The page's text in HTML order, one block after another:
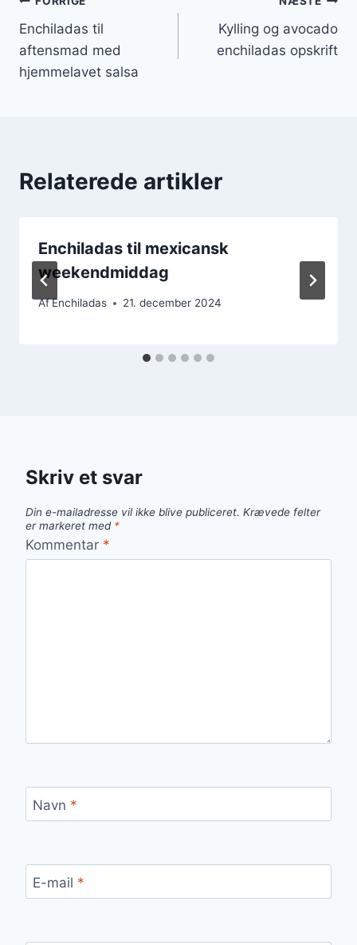
Indlægsnavigation
Enchiladas til
aftensmad med
hjemmelavet salsa
Kylling og avocado
enchiladas opskrift
Relaterede artikler
Enchiladas til mexicansk
weekendmiddag
AfEnchiladas 21. december 2024
Skriv et svar
Din e-mailadresse vil ikke blive publiceret. Krævede felter
er markeret med *
Kommentar *
Navn *
E-mail *